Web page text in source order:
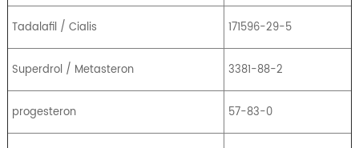
Tadalafil / Cialis 171596-29-5
Superdrol / Metasteron 3381-88-2
progesteron 57-83-0